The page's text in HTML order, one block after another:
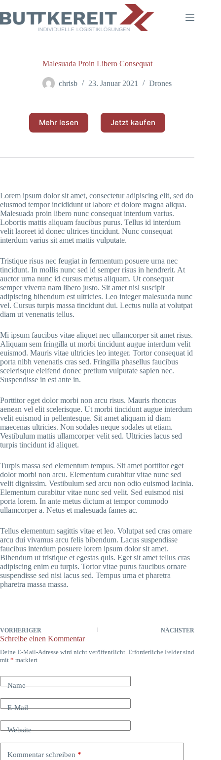
Inhalt
springen
Malesuada Proin Libero Consequat
chrisb 23. Januar 2021 Drones
Mehr lesen Jetzt kaufen
Lorem ipsum dolor sit amet, consectetur adipiscing elit, sed do
eiusmod tempor incididunt ut labore et dolore magna aliqua.
Malesuada proin libero nunc consequat interdum varius.
Lobortis mattis aliquam faucibus purus. Tellus id interdum
velit laoreet id donec ultrices tincidunt. Nunc consequat
interdum varius sit amet mattis vulputate.
Tristique risus nec feugiat in fermentum posuere urna nec
tincidunt. In mollis nunc sed id semper risus in hendrerit. At
auctor urna nunc id cursus metus aliquam. Ut consequat
semper viverra nam libero justo. Sit amet nisl suscipit
adipiscing bibendum est ultricies. Leo integer malesuada nunc
vel. Cursus turpis massa tincidunt dui. Lectus nulla at volutpat
diam ut venenatis tellus.
Mi ipsum faucibus vitae aliquet nec ullamcorper sit amet risus.
Aliquam sem fringilla ut morbi tincidunt augue interdum velit
euismod. Mauris vitae ultricies leo integer. Tortor consequat id
porta nibh venenatis cras sed. Fringilla phasellus faucibus
scelerisque eleifend donec pretium vulputate sapien nec.
Suspendisse in est ante in.
Porttitor eget dolor morbi non arcu risus. Mauris rhoncus
aenean vel elit scelerisque. Ut morbi tincidunt augue interdum
velit euismod in pellentesque. Sit amet aliquam id diam
maecenas ultricies. Non sodales neque sodales ut etiam.
Vestibulum mattis ullamcorper velit sed. Ultricies lacus sed
turpis tincidunt id aliquet.
Turpis massa sed elementum tempus. Sit amet porttitor eget
dolor morbi non arcu. Elementum curabitur vitae nunc sed
velit dignissim. Vestibulum sed arcu non odio euismod lacinia.
Elementum curabitur vitae nunc sed velit. Sed euismod nisi
porta lorem. In ante metus dictum at tempor commodo
ullamcorper a. Netus et malesuada fames ac.
Tellus elementum sagittis vitae et leo. Volutpat sed cras ornare
arcu dui vivamus arcu felis bibendum. Lacus suspendisse
faucibus interdum posuere lorem ipsum dolor sit amet.
Bibendum ut tristique et egestas quis. Eget sit amet tellus cras
adipiscing enim eu turpis. Tortor vitae purus faucibus ornare
suspendisse sed nisi lacus sed. Tempus urna et pharetra
pharetra massa massa.
VORHERIGER NÄCHSTER
Schreibe einen Kommentar
Deine E-Mail-Adresse wird nicht veröffentlicht. Erforderliche Felder sind
mit * markiert
Name
E-Mail
Website
Kommentar schreiben *